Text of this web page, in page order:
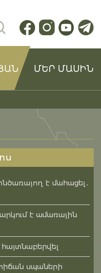
ՄԵՐ ՄԱՍԻՆ
է մահացել․
է ամառային
սպաների